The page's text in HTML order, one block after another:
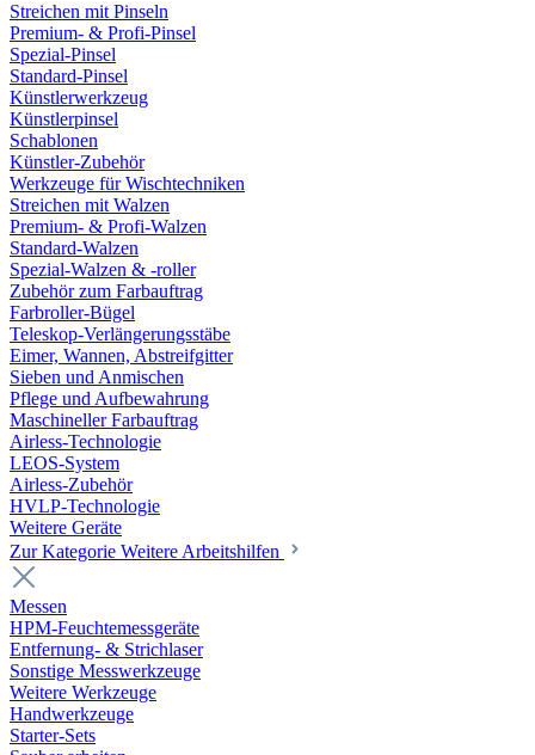
Streichen mit Pinseln
Premium- & Profi-Pinsel
Spezial-Pinsel
Standard-Pinsel
Künstlerwerkzeug
Künstlerpinsel
Schablonen
Künstler-Zubehör
Werkzeuge für Wischtechniken
Streichen mit Walzen
Premium- & Profi-Walzen
Standard-Walzen
Spezial-Walzen & -roller
Zubehör zum Farbauftrag
Farbroller-Bügel
Teleskop-Verlängerungsstäbe
Eimer, Wannen, Abstreifgitter
Sieben und Anmischen
Pflege und Aufbewahrung
Maschineller Farbauftrag
Airless-Technologie
LEOS-System
Airless-Zubehör
HVLP-Technologie
Weitere Geräte
Zur Kategorie Weitere Arbeitshilfen
Messen
HPM-Feuchtemessgeräte
Entfernung- & Strichlaser
Sonstige Messwerkzeuge
Weitere Werkzeuge
Handwerkzeuge
Starter-Sets